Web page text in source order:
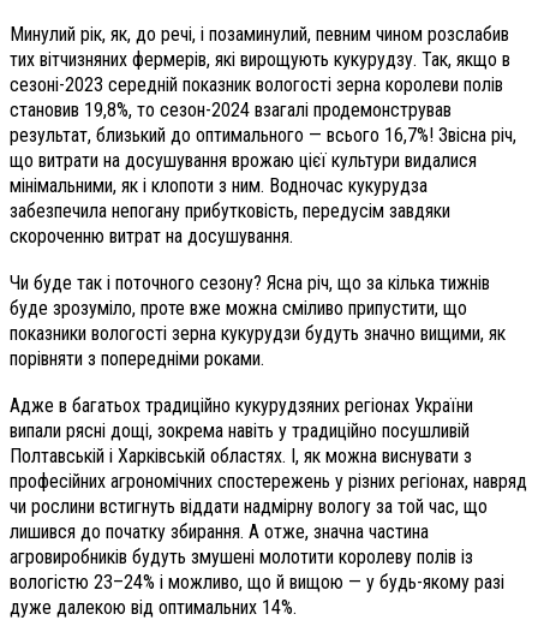
Минулий рік, як, до речі, і позаминулий, певним чином розслабив
тих вітчизняних фермерів, які вирощують кукурудзу. Так, якщо в
сезоні-2023 середній показник вологості зерна королеви полів
становив 19,8%, то сезон-2024 взагалі продемонстрував
результат, близький до оптимального — всього 16,7%! Звісна річ,
що витрати на досушування врожаю цієї культури видалися
мінімальними, як і клопоти з ним. Водночас кукурудза
забезпечила непогану прибутковість, передусім завдяки
скороченню витрат на досушування.
Чи буде так і поточного сезону? Ясна річ, що за кілька тижнів
буде зрозуміло, проте вже можна сміливо припустити, що
показники вологості зерна кукурудзи будуть значно вищими, як
порівняти з попередніми роками.
Адже в багатьох традиційно кукурудзяних регіонах України
випали рясні дощі, зокрема навіть у традиційно посушливій
Полтавській і Харківській областях. І, як можна виснувати з
професійних агрономічних спостережень у різних регіонах, навряд
чи рослини встигнуть віддати надмірну вологу за той час, що
лишився до початку збирання. А отже, значна частина
агровиробників будуть змушені молотити королеву полів із
вологістю 23–24% і можливо, що й вищою — у будь-якому разі
дуже далекою від оптимальних 14%.